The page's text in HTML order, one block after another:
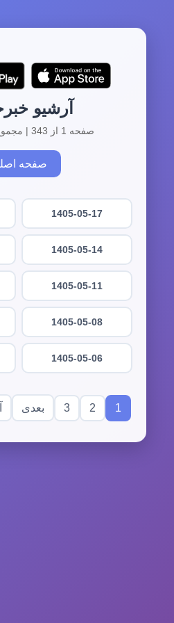
آرشیو
صفحه 1 از 343 | مجموع 3425 آرشیو
صفحه
1405-05-17
1405-05-14
1405-05-11
1405-05-08
1405-05-06
1
2
3 بعدی